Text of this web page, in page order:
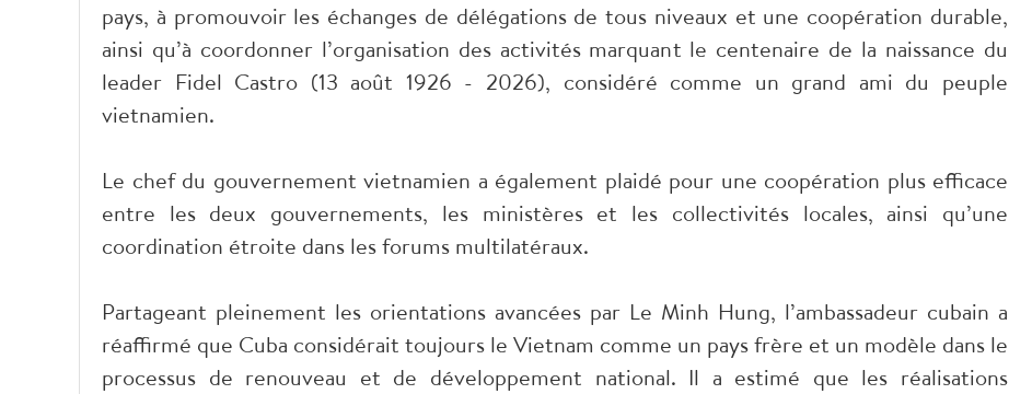
pays, à promouvoir les échanges de délégations de tous niveaux et une coopération durable,
ainsi qu’à coordonner l’organisation des activités marquant le centenaire de la naissance du
leader Fidel Castro (13 août 1926 - 2026), considéré comme un grand ami du peuple
vietnamien.
Le chef du gouvernement vietnamien a également plaidé pour une coopération plus efficace
entre les deux gouvernements, les ministères et les collectivités locales, ainsi qu’une
coordination étroite dans les forums multilatéraux.
Partageant pleinement les orientations avancées par Le Minh Hung, l’ambassadeur cubain a
réaffirmé que Cuba considérait toujours le Vietnam comme un pays frère et un modèle dans le
processus de renouveau et de développement national. Il a estimé que les réalisations